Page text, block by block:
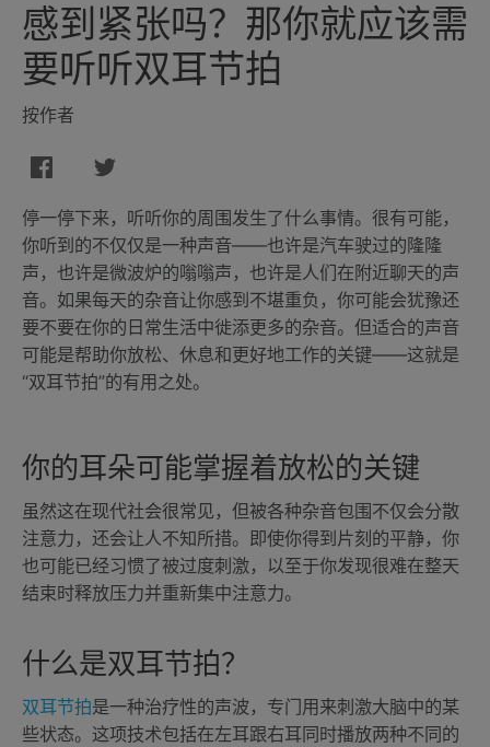
感到紧张吗？那你就应该需
要听听双耳节拍
按作者
停一停下来，听听你的周围发生了什么事情。很有可能，
你听到的不仅仅是一种声音——也许是汽车驶过的隆隆
声，也许是微波炉的嗡嗡声，也许是人们在附近聊天的声
音。如果每天的杂音让你感到不堪重负，你可能会犹豫还
要不要在你的日常生活中徙添更多的杂音。但适合的声音
可能是帮助你放松、休息和更好地工作的关键——这就是
“双耳节拍”的有用之处。
你的耳朵可能掌握着放松的关键
虽然这在现代社会很常见，但被各种杂音包围不仅会分散
注意力，还会让人不知所措。即使你得到片刻的平静，你
也可能已经习惯了被过度刺激，以至于你发现很难在整天
结束时释放压力并重新集中注意力。
什么是双耳节拍？
双耳节拍是一种治疗性的声波，专门用来刺激大脑中的某
些状态。这项技术包括在左耳跟右耳同时播放两种不同的